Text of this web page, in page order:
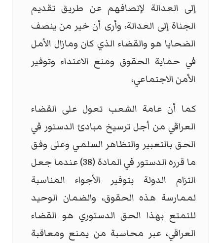
إلى العدالة لإنصافهم عن طريق تقديم
الجناة إلى العدالة، وأرى أن خير من ينصف
الضحايا هو والقضاء الذي كان ومازال الأمل
في حماية الحقوق ومنع الاعتداء وتوفير
الأمن الاجتماعي،
كما أن عامة الشعب تعول على القضاء
العراقي من أجل ترسيخ مبادئ الدستور في
الحق بالتعبير والتظاهر السلمي وعلى وفق
ما قرره الدستور في المادة (38) عندما جعل
التزام الدولة بتوفير الأجواء المناسبة
لممارسة هذه الحقوق، والضمان الوحيد
للتمتع بهذا الحق الدستوري هو القضاء
العراقي، عبر محاسبة من يمنع ومعاقبة